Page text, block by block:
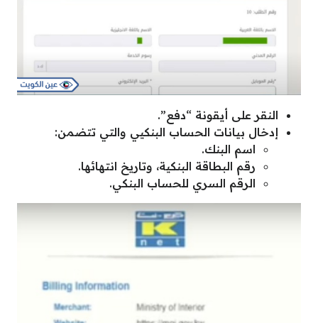
النقر على أيقونة “دفع”.
إدخال بيانات الحساب البنكيي والتي تتضمن:
اسم البنك.
رقم البطاقة البنكية، وتاريخ انتهائها.
الرقم السري للحساب البنكي.